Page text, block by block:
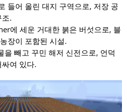
들어 올린 대지 구역으로, 저장 공
.
에 세운 거대한 붉은 버섯으로, 블
장이 포함된 시설.
빼고 꾸민 해저 신전으로, 언덕
여 있다.